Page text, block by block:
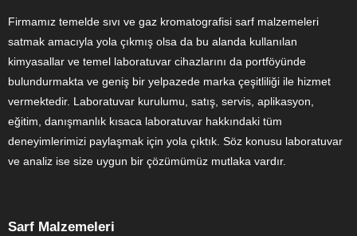
Firmamız temelde sıvı ve gaz kromatografisi sarf malzemeleri
satmak amacıyla yola çıkmış olsa da bu alanda kullanılan
kimyasallar ve temel laboratuvar cihazlarını da portföyünde
bulundurmakta ve geniş bir yelpazede marka çeşitliliği ile hizmet
vermektedir. Laboratuvar kurulumu, satış, servis, aplikasyon,
eğitim, danışmanlık kısaca laboratuvar hakkındaki tüm
deneyimlerimizi paylaşmak için yola çıktık. Söz konusu laboratuvar
ve analiz ise size uygun bir çözümümüz mutlaka vardır.
Sarf Malzemeleri